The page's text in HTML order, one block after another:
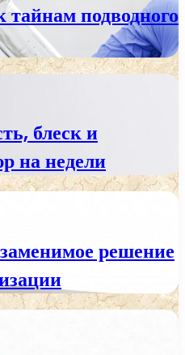
подводного
блеск и
на недели
решение